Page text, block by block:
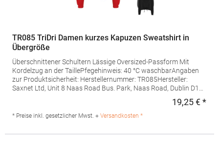
TR085 TriDri Damen kurzes Kapuzen Sweatshirt in
Übergröße
Überschnittener Schultern Lässige Oversized-Passform Mit
Kordelzug an der TaillePfegehinweis: 40 °C waschbarAngaben
zur Produktsicherheit: Herstellernummer: TR085Hersteller:
Saxnet Ltd, Unit 8 Naas Road Bus. Park, Naas Road, Dublin D12
g/m²Materialzusammensetzung: 60% Baumwolle / 40%
Polyester (Heather Grey: 90% Baumwolle / 10% Viskose)
19,25 € *
* Preise inkl. gesetzlicher Mwst. + Versandkosten *